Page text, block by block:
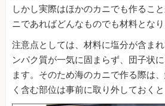
しかし実際はほかのカニでも作るこ
ニであればどんなものでも材料とな
注意点としては、材料に塩分が含ま
ンパク質が一気に固まらず、団子状
ます。そのため海のカニで作る際は
く含む部位は事前に取り外しておくと